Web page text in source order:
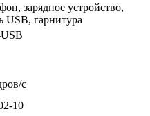
зарядное устройство,
USB, гарнитура
с
10